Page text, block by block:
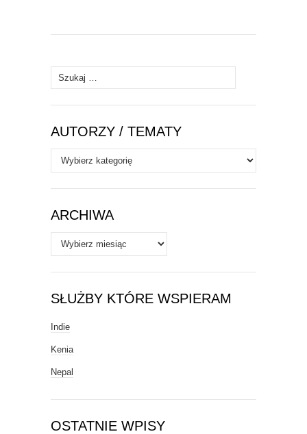
Szukaj:
AUTORZY / TEMATY
Autorzy
/
Tematy
ARCHIWA
Archiwa
SŁUŻBY KTÓRE WSPIERAM
Indie
Kenia
Nepal
OSTATNIE WPISY